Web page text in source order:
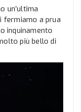
un’ultima
fermiamo a prua
inquinamento
più bello di